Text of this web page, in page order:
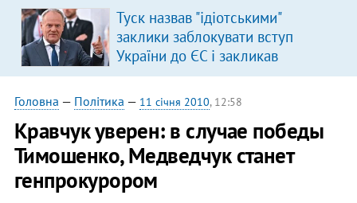
Туск назвав "ідіотськими"
заклики заблокувати вступ
України до ЄС і закликав
припинити антиукраїнську
риторику
Головна — Політика — 11 січня 2010, 12:58
Кравчук уверен: в случае победы
Тимошенко, Медведчук станет
генпрокурором